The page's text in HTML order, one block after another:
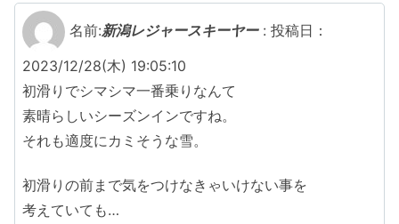
名前:新潟レジャースキーヤー: 投稿日：
2023/12/28(木) 19:05:10
初滑りでシマシマ一番乗りなんて
素晴らしいシーズンインですね。
それも適度にカミそうな雪。
初滑りの前まで気をつけなきゃいけない事を
考えていても…